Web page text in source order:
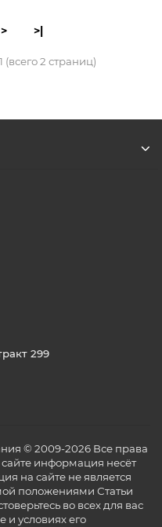
> >|
(всего 2 страниц)
299
© 2009-2026 Все права
информация несёт
на сайте не является
положениями Статьи
во всех для вас
и условиях его